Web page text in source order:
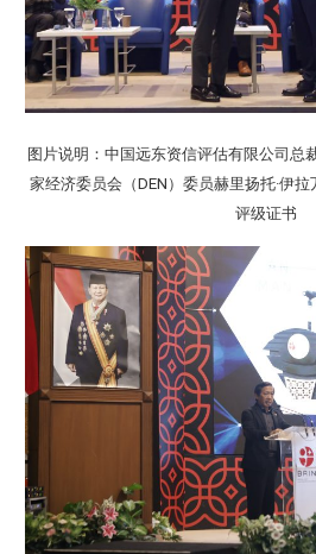
图片说明：中国远东资信评估有限公司总
家经济委员会（DEN）委员赫⾥扬托·伊
评级证书